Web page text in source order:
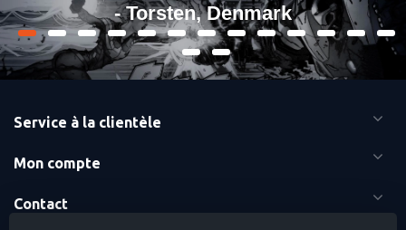
- Torsten, Denmark
Service à la clientèle
Mon compte
Contact